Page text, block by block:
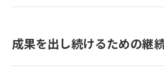
成果を出し続けるための継